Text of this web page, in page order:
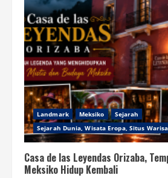
Landmark Meksiko
Sejarah
Sejarah Dunia, Wisata Eropa, Situs
Casa de las Leyendas Orizaba,
Meksiko Hidup Kembali